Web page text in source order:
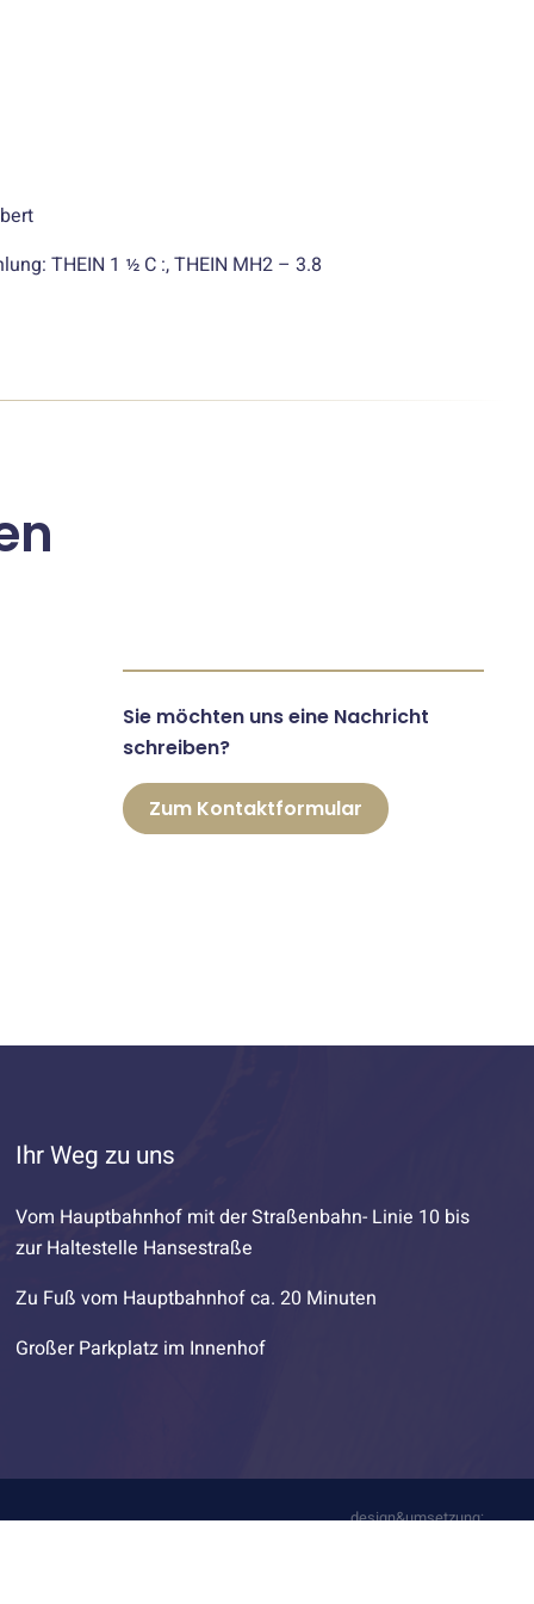
THEIN 1 ½ C :, THEIN MH2 – 3.8
Sie möchten uns eine Nachricht
schreiben?
Zum Kontaktformular
Ihr Weg zu uns
Vom Hauptbahnhof mit der Straßenbahn- Linie 10 bis
zur Haltestelle Hansestraße
Zu Fuß vom Hauptbahnhof ca. 20 Minuten
Großer Parkplatz im Innenhof
design&umsetzung: